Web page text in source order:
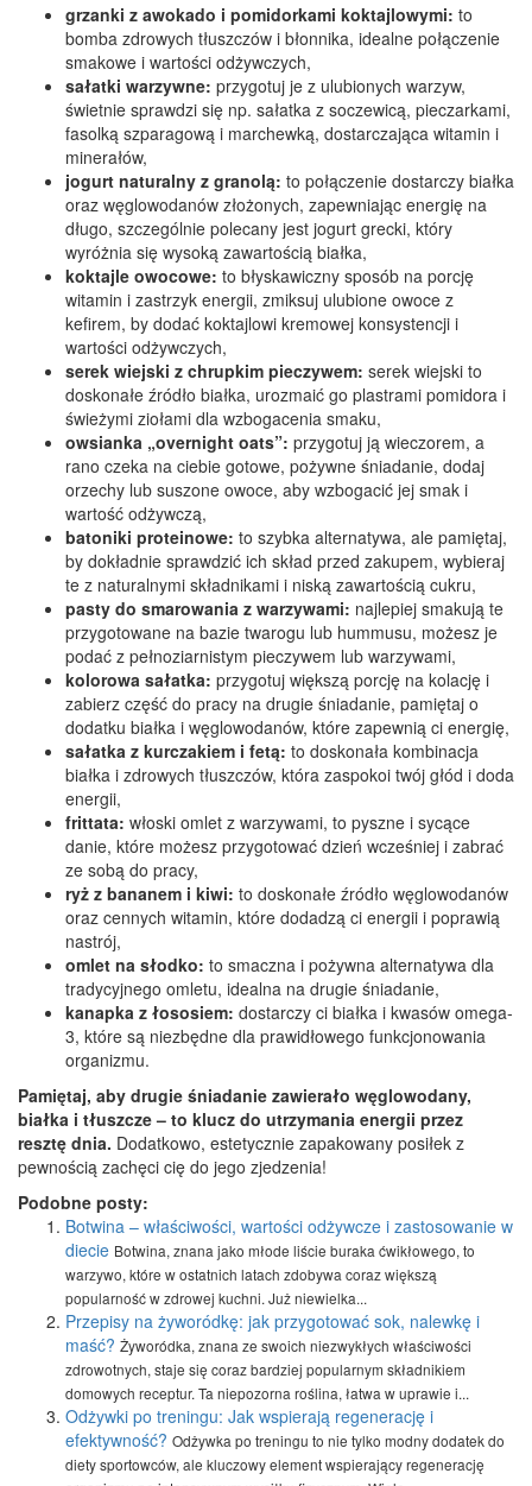
grzanki z awokado i pomidorkami koktajlowymi: to
bomba zdrowych tłuszczów i błonnika, idealne połączenie
smakowe i wartości odżywczych,
sałatki warzywne: przygotuj je z ulubionych warzyw,
świetnie sprawdzi się np. sałatka z soczewicą, pieczarkami,
fasolką szparagową i marchewką, dostarczająca witamin i
minerałów,
jogurt naturalny z granolą: to połączenie dostarczy białka
oraz węglowodanów złożonych, zapewniając energię na
długo, szczególnie polecany jest jogurt grecki, który
wyróżnia się wysoką zawartością białka,
koktajle owocowe: to błyskawiczny sposób na porcję
witamin i zastrzyk energii, zmiksuj ulubione owoce z
kefirem, by dodać koktajlowi kremowej konsystencji i
wartości odżywczych,
serek wiejski z chrupkim pieczywem: serek wiejski to
doskonałe źródło białka, urozmaić go plastrami pomidora i
świeżymi ziołami dla wzbogacenia smaku,
owsianka „overnight oats”: przygotuj ją wieczorem, a
rano czeka na ciebie gotowe, pożywne śniadanie, dodaj
orzechy lub suszone owoce, aby wzbogacić jej smak i
wartość odżywczą,
batoniki proteinowe: to szybka alternatywa, ale pamiętaj,
by dokładnie sprawdzić ich skład przed zakupem, wybieraj
te z naturalnymi składnikami i niską zawartością cukru,
pasty do smarowania z warzywami: najlepiej smakują te
przygotowane na bazie twarogu lub hummusu, możesz je
podać z pełnoziarnistym pieczywem lub warzywami,
kolorowa sałatka: przygotuj większą porcję na kolację i
zabierz część do pracy na drugie śniadanie, pamiętaj o
dodatku białka i węglowodanów, które zapewnią ci energię,
sałatka z kurczakiem i fetą: to doskonała kombinacja
białka i zdrowych tłuszczów, która zaspokoi twój głód i doda
energii,
frittata: włoski omlet z warzywami, to pyszne i sycące
danie, które możesz przygotować dzień wcześniej i zabrać
ze sobą do pracy,
ryż z bananem i kiwi: to doskonałe źródło węglowodanów
oraz cennych witamin, które dodadzą ci energii i poprawią
nastrój,
omlet na słodko: to smaczna i pożywna alternatywa dla
tradycyjnego omletu, idealna na drugie śniadanie,
kanapka z łososiem: dostarczy ci białka i kwasów omega-
3, które są niezbędne dla prawidłowego funkcjonowania
organizmu.
Pamiętaj, aby drugie śniadanie zawierało węglowodany,
białka i tłuszcze – to klucz do utrzymania energii przez
resztę dnia. Dodatkowo, estetycznie zapakowany posiłek z
pewnością zachęci cię do jego zjedzenia!
Podobne posty:
Botwina – właściwości, wartości odżywcze i zastosowanie w
diecie Botwina, znana jako młode liście buraka ćwikłowego, to
warzywo, które w ostatnich latach zdobywa coraz większą
popularność w zdrowej kuchni. Już niewielka...
Przepisy na żyworódkę: jak przygotować sok, nalewkę i
maść? Żyworódka, znana ze swoich niezwykłych właściwości
zdrowotnych, staje się coraz bardziej popularnym składnikiem
domowych receptur. Ta niepozorna roślina, łatwa w uprawie i...
Odżywki po treningu: Jak wspierają regenerację i
efektywność? Odżywka po treningu to nie tylko modny dodatek do
diety sportowców, ale kluczowy element wspierający regenerację